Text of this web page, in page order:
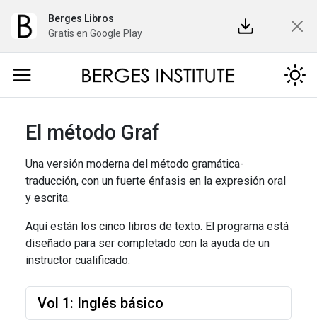
Berges Libros
Gratis en Google Play
El método Graf
Una versión moderna del método gramática-
traducción, con un fuerte énfasis en la expresión oral
y escrita.
Aquí están los cinco libros de texto. El programa está
diseñado para ser completado con la ayuda de un
instructor cualificado.
Vol 1: Inglés básico